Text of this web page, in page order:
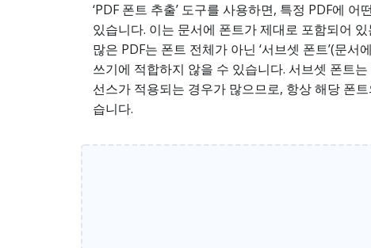
‘PDF 폰트 추출’ 도구를 사용하면, 특정 PDF에
있습니다. 이는 문서에 폰트가 제대로 포함되어
많은 PDF는 폰트 전체가 아닌 ‘서브셋 폰트’(문
쓰기에 적합하지 않을 수 있습니다. 서브셋 폰트
선스가 적용되는 경우가 많으므로, 항상 해당 폰
습니다.